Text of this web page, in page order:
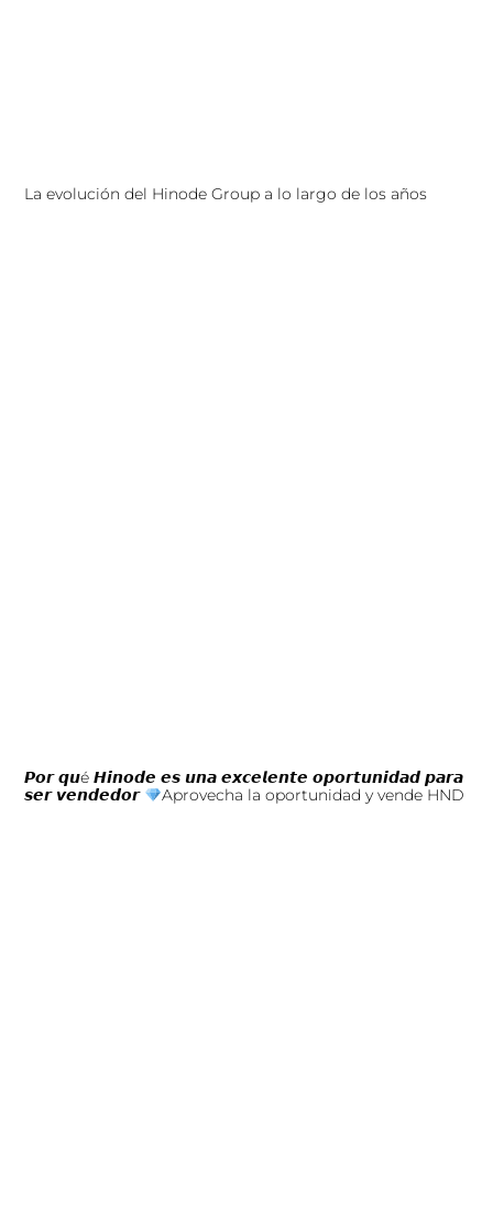
La evolución del Hinode Group a lo largo de los años
𝙋𝙤𝙧 𝙦𝙪é 𝙃𝙞𝙣𝙤𝙙𝙚 𝙚𝙨 𝙪𝙣𝙖 𝙚𝙭𝙘𝙚𝙡𝙚𝙣𝙩𝙚 𝙤𝙥𝙤𝙧𝙩𝙪𝙣𝙞𝙙𝙖𝙙 𝙥𝙖𝙧𝙖
𝙨𝙚𝙧 𝙫𝙚𝙣𝙙𝙚𝙙𝙤𝙧
Aprovecha la oportunidad y vende HND